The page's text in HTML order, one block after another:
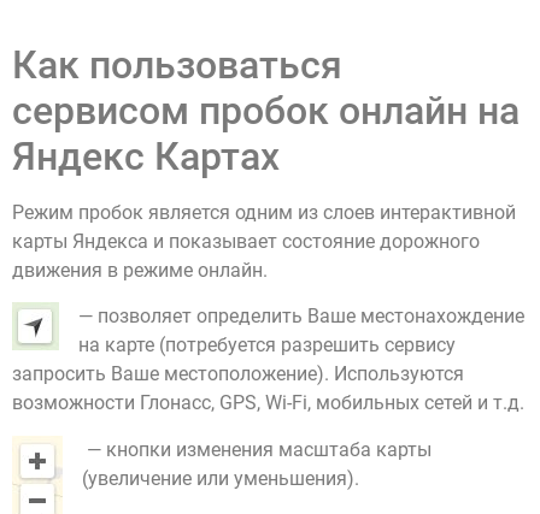
Как пользоваться
сервисом пробок онлайн на
Яндекс Картах
Режим пробок является одним из слоев интерактивной
карты Яндекса и показывает состояние дорожного
движения в режиме онлайн.
— позволяет определить Ваше местонахождение
на карте (потребуется разрешить сервису
запросить Ваше местоположение). Используются
возможности Глонасс, GPS, Wi-Fi, мобильных сетей и т.д.
— кнопки изменения масштаба карты
(увеличение или уменьшения).